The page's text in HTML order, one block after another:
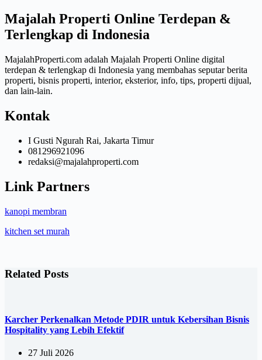
Majalah Properti Online Terdepan &
Terlengkap di Indonesia
MajalahProperti.com adalah Majalah Properti Online digital
terdepan & terlengkap di Indonesia yang membahas seputar berita
properti, bisnis properti, interior, eksterior, info, tips, properti dijual,
dan lain-lain.
Kontak
I Gusti Ngurah Rai, Jakarta Timur
081296921096
redaksi@majalahproperti.com
Link Partners
kanopi membran
kitchen set murah
Related Posts
Karcher Perkenalkan Metode PDIR untuk Kebersihan Bisnis
Hospitality yang Lebih Efektif
27 Juli 2026